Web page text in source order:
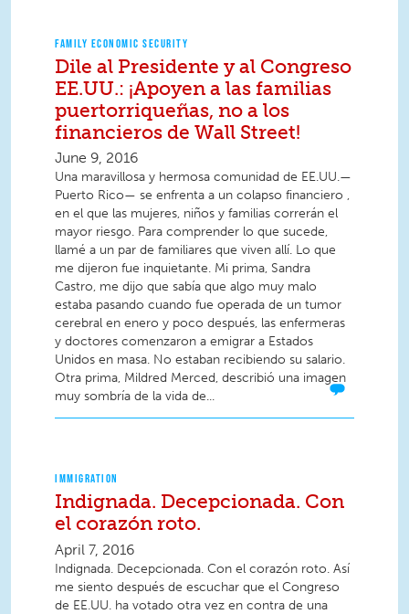
FAMILY ECONOMIC SECURITY
Dile al Presidente y al Congreso
EE.UU.: ¡Apoyen a las familias
puertorriqueñas, no a los
financieros de Wall Street!
June 9, 2016
Una maravillosa y hermosa comunidad de EE.UU.—
Puerto Rico— se enfrenta a un colapso financiero ,
en el que las mujeres, niños y familias correrán el
mayor riesgo. Para comprender lo que sucede,
llamé a un par de familiares que viven allí. Lo que
me dijeron fue inquietante. Mi prima, Sandra
Castro, me dijo que sabía que algo muy malo
estaba pasando cuando fue operada de un tumor
cerebral en enero y poco después, las enfermeras
y doctores comenzaron a emigrar a Estados
Unidos en masa. No estaban recibiendo su salario.
Otra prima, Mildred Merced, describió una imagen
muy sombría de la vida de...
IMMIGRATION
Indignada. Decepcionada. Con
el corazón roto.
April 7, 2016
Indignada. Decepcionada. Con el corazón roto. Así
me siento después de escuchar que el Congreso
de EE.UU. ha votado otra vez en contra de una